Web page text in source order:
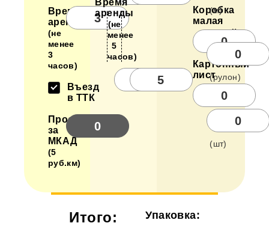
Время
аренды
(не
менее
3
часов)
Въезд
в ТТК
Проезд
за
МКАД
(5
руб.км)
Время
аренды
(не
менее
5
часов)
Коробка
малая
Картонный
лист
(м)
Стрейч
(рулон)
Скотч
(шт)
Итого: Упаковка: